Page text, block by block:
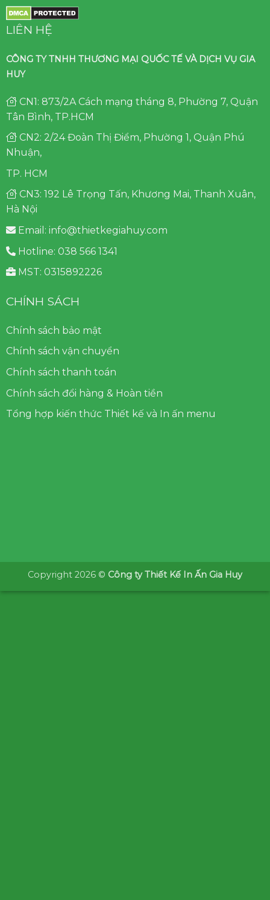
LIÊN HỆ
CÔNG TY TNHH THƯƠNG MẠI QUỐC TẾ VÀ DỊCH VỤ GIA
HUY
CN1: 873/2A Cách mạng tháng 8, Phường 7, Quận
Tân Bình, TP.HCM
CN2: 2/24 Đoàn Thị Điểm, Phường 1, Quận Phú
Nhuận,
TP. HCM
CN3: 192 Lê Trọng Tấn, Khương Mai, Thanh Xuân,
Hà Nội
Email: info@thietkegiahuy.com
Hotline: 038 566 1341
MST: 0315892226
CHÍNH SÁCH
Chính sách bảo mật
Chính sách vận chuyển
Chính sách thanh toán
Chính sách đổi hàng & Hoàn tiền
Tổng hợp kiến thức Thiết kế và In ấn menu
Copyright 2026 © Công ty Thiết Kế In Ấn Gia Huy